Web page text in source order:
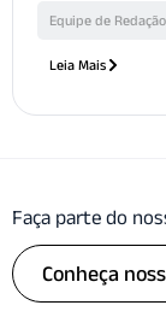
Equipe de Redação
Leia Mais
Faça parte do
Conheça